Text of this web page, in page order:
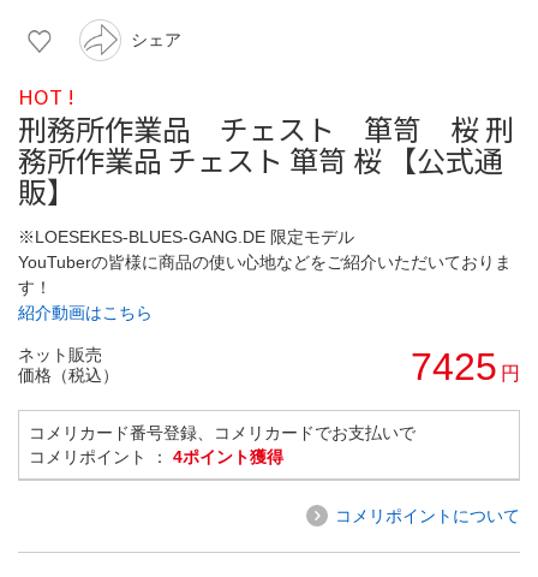
シェア
HOT !
刑務所作業品 チェスト 箪笥 桜 刑
務所作業品 チェスト 箪笥 桜 【公式通
販】
※LOESEKES-BLUES-GANG.DE 限定モデル
YouTuberの皆様に商品の使い心地などをご紹介いただいておりま
す！
紹介動画はこちら
ネット販売
価格（税込）
7425 円
コメリカード番号登録、コメリカードでお支払いで
コメリポイント ： 4ポイント獲得
コメリポイントについて